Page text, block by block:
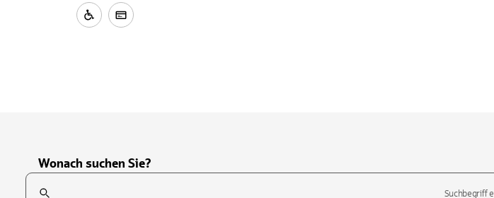
Wonach suchen Sie?
Suchfeld